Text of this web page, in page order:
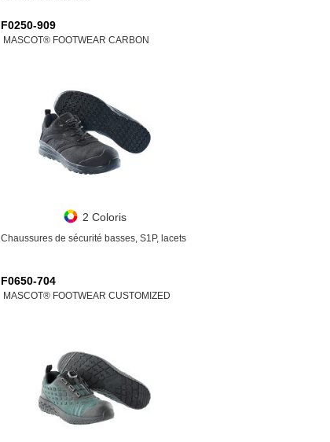
F0250-909
MASCOT® FOOTWEAR CARBON
2 Coloris
Chaussures de sécurité basses, S1P, lacets
F0650-704
MASCOT® FOOTWEAR CUSTOMIZED